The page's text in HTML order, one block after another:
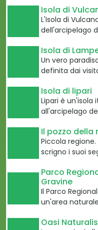
Isola di
L'Isola di
dell'arcipelago
Isola di
Un vero
definita dai
Isola di lipari
Lipari è
all'arcipelago
Il pozzo della
Piccola
scrigno i suoi
Parco
Gravine
Il Parco
un'area
Oasi